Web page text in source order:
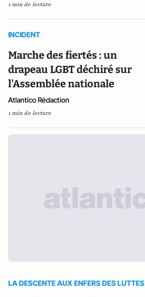
1 min de lecture
INCIDENT
Marche des fiertés : un
drapeau LGBT déchiré sur
l'Assemblée nationale
Atlantico Rédaction
1 min de lecture
LA DESCENTE AUX ENFERS DES LUTTES